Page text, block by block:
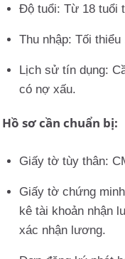
Độ tuổi: Từ 18 tuổi
Thu nhập: Tối
Lịch sử tín dụng:
có nợ xấu.
Hồ sơ cần chuẩn bị:
Giấy tờ tùy thân:
Giấy tờ chứng
kê tài khoản nhận
xác nhận lương.